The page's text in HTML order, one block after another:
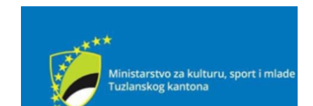
INFORMACIJE
VIJEĆA MLADIH NA PODRUČJU TK
OMLADINSKE ORGANIZACIJE
DOKUMENTI